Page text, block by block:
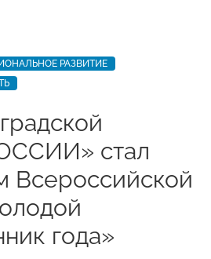
РАЗВИТИЕ
стал
Всероссийской
года»